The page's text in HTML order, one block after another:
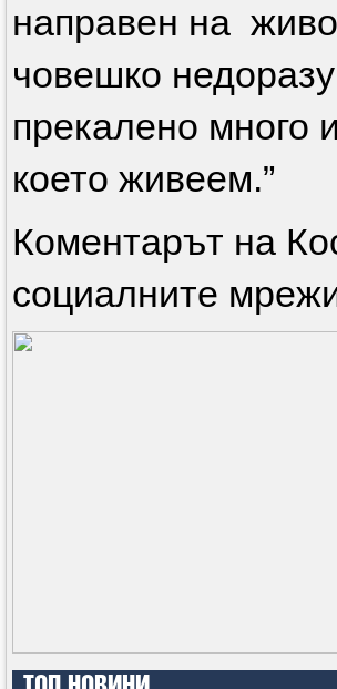
направен на
човешко
прекалено много
което живеем.”
Коментарът на
социалните